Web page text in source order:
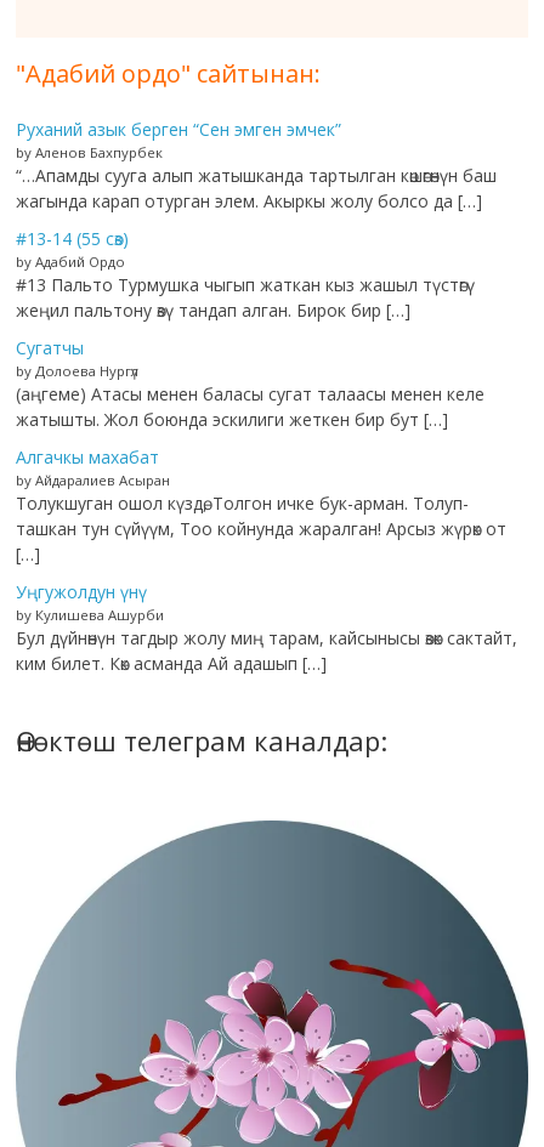
"Адабий ордо" сайтынан:
Руханий азык берген “Сен эмген эмчек”
by Аленов Бахпурбек
“…Апамды сууга алып жатышканда тартылган көшөгөнүн баш
жагында карап отурган элем. Акыркы жолу болсо да […]
#13-14 (55 сөз)
by Адабий Ордо
#13 Пальто Турмушка чыгып жаткан кыз жашыл түстөгү
жеңил пальтону өзү тандап алган. Бирок бир […]
Сугатчы
by Долоева Нургүл
(аңгеме) Атасы менен баласы сугат талаасы менен келе
жатышты. Жол боюнда эскилиги жеткен бир бут […]
Алгачкы махабат
by Айдаралиев Асыран
Толукшуган ошол күздө, Толгон ичке бук-арман. Толуп-
ташкан тун сүйүүм, Тоо койнунда жаралган! Арсыз жүрөк от
[…]
Уңгужолдун үнү
by Кулишева Ашурби
Бул дүйнөнүн тагдыр жолу миң тарам, кайсынысы өзөк сактайт,
ким билет. Көк асманда Ай адашып […]
Өнөктөш телеграм каналдар: